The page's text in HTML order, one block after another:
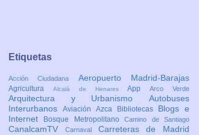
Etiquetas
Acción Ciudadana Aeropuerto Madrid-Barajas
Agricultura Alcalá de HenaresAppArco Verde
Arquitectura y Urbanismo Autobuses
Interurbanos Aviación Azca Bibliotecas Blogs e
Internet
Bosque MetropolitanoCamino de Santiago
CanalcamTV Carnaval Carreteras de Madrid